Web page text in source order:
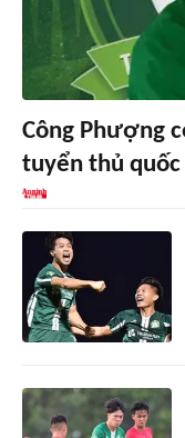
Công Phượng
tuyển thủ quốc